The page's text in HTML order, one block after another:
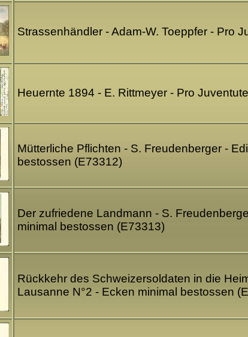
Strassenhändler - Adam-W. Toeppfer - Pro
Heuernte 1894 - E. Rittmeyer - Pro
Mütterliche Pflichten - S. Freudenberger -
bestossen (E73312)
Der zufriedene Landmann - S.
minimal bestossen (E73313)
Rückkehr des Schweizersoldaten in die
Lausanne N°2 - Ecken minimal bestossen